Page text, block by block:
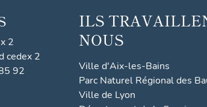
2
cedex 2
92
ILS
NOUS
Ville d'Aix-les-Bains
Parc Naturel Régional des
Ville de Lyon